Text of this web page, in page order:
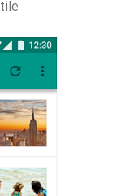
tile ها بیشتر از دو عملیات ندارند.